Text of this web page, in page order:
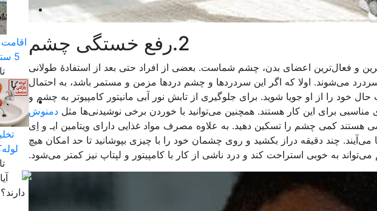
2.رفع خستگی چشم
و فعال‌ترین اعضای بدن، چشم شماست. بعضی از افراد حتی بعد از استفادۀ طولانی
می‌شوند. اولا که اگر این سردردها و چشم درد‌ها مزمن و مستمر باشد، به احتمال
خود را از او جویا شوید. برای جلوگیری از تابش نور آبی مانیتور کامپیوتر به چشم و
برای این کار هستند. همچنین می‌توانید با خوردن برخی نوشیدنی‌ها مثل دمنوش
هستند کمی چشم را تسکین دهید. به علاوه مصرف مواد غذایی دارای ویتامین ایـ و اِی
چند دقیقه دراز بکشید و روی چشمان خود را با چیزی بپوشانید تا حد امکان هیچ
به خوبی استراحت کند و درد ناشی از کار با کامپیتور و لپتاپ نیز کمتر می‌شود.
5 ستاره در سفر زیارتی عراق